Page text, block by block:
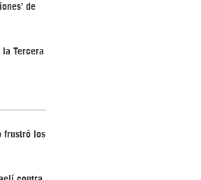
de
la Tercera
frustró los
contra